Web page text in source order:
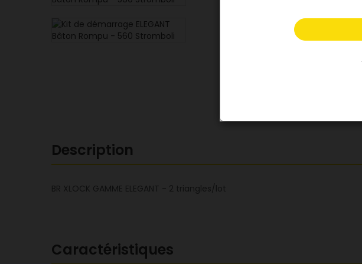
Description
BR XLOCK GAMME ELEGANT - 2 triangles/lot
Caractéristiques